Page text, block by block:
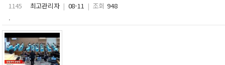
1145 최고관리자 | 08-11 | 조회 948
.